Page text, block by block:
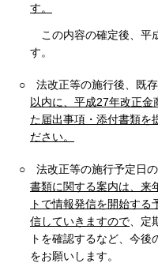
す。
この内容の確定後、平
す。
○ 法改正等の施行後、既
以内に、平成27年改正
た届出事項・添付書類を
ださい。
○ 法改正等の施行予定日
書類に関する案内は、来
トで情報発信を開始す
信していきますので 、
トを確認するなど、今
をお願いします。